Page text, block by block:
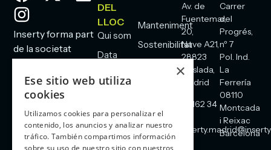
Inserty forma part
de la societat
DEL
LLOC
Qui som
Data
Comunicacions
Seguretat
Manteniment
Sostenibilitat
d'ocupació
Contacte
Av. de
Fuentemar,
20,
Nave A21,
28823
Coslada,
Madrid
91 162 34
Carrer
del
Progrés,
nº 7
Pol. Ind.
La
Ferrería
08110
Montcada
i Reixac
Barcelona
×
Ese sitio web utiliza
cookies
Utilizamos cookies para personalizar el
contenido, los anuncios y analizar nuestro
tráfico. También compartimos información
sobre su uso de nuestro sitio con nuestros